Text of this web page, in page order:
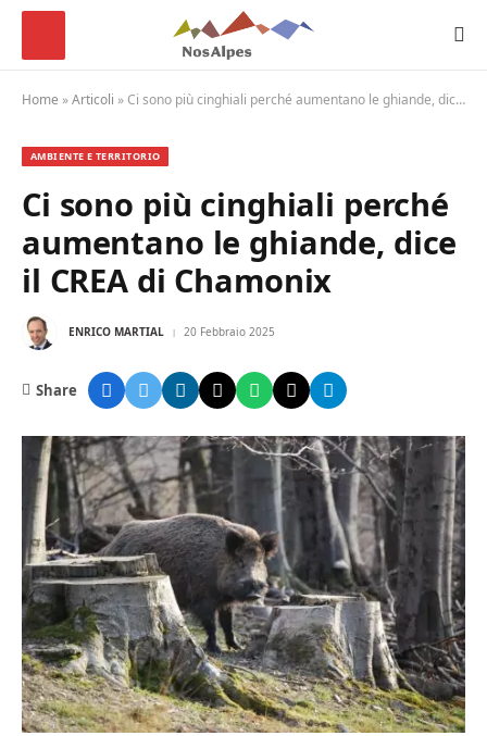
Home »Articoli »Ci sono più cinghiali perché aumentano le ghiande, dice il CREA di Chamonix
AMBIENTE E TERRITORIO
Ci sono più cinghiali perché
aumentano le ghiande, dice
il CREA di Chamonix
ENRICO MARTIAL 20 Febbraio 2025
Share